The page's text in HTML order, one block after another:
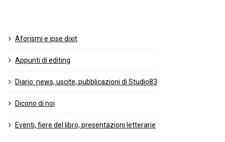
Aforismi e ipse dixit
Appunti di editing
Diario: news, uscite, pubblicazioni di Studio83
Dicono di noi
Eventi, fiere del libro, presentazioni letterarie